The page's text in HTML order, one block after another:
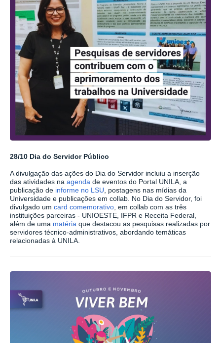
28/10 Dia do Servidor Público
A divulgação das ações do Dia do Servidor incluiu a inserção
das atividades na agenda de eventos do Portal UNILA, a
publicação de informe no LSU , postagens nas mídias da
Universidade e publicações em collab. No Dia do Servidor, foi
divulgado um card comemorativo , em collab com as três
instituições parceiras - UNIOESTE, IFPR e Receita Federal,
além de uma matéria que destacou as pesquisas realizadas por
servidores técnico-administrativos, abordando temáticas
relacionadas à UNILA.